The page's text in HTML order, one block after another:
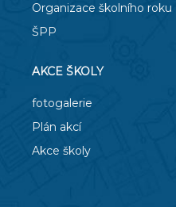
Organizace školního roku
ŠPP
AKCE ŠKOLY
fotogalerie
Plán akcí
Akce školy